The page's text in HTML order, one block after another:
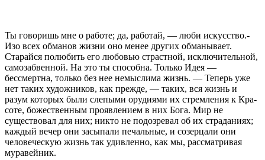
Ты говоришь мне о работе; да, работай, — люби искусство.-
Изо всех обманов жизни оно менее других обманывает.
Старайся полюбить его любовью страстной, исключительной,
самозабвенной. На это ты способна. Только Идея —
бессмертна, только без нее немыслима жизнь. — Теперь уже
нет таких художников, как прежде, — таких, вся жизнь и
разум которых были слепыми орудиями их стремления к Кра­
соте, божественным проявлением в них Бога. Мир не
существовал для них; никто не подозревал об их страданиях;
каждый вечер они засыпали печаль­ные, и созерцали они
человеческую жизнь так уди­вленно, как мы, рассматривая
муравейник.